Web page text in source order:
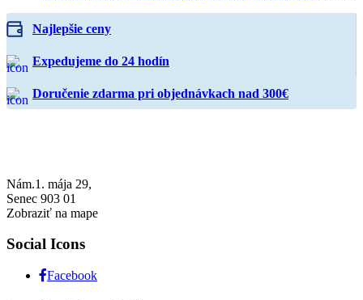
Najlepšie ceny
Expedujeme do 24 hodín
Doručenie zdarma pri objednávkach nad 300€
Nám.1. mája 29,
Senec 903 01
Zobraziť na mape
Social Icons
Facebook